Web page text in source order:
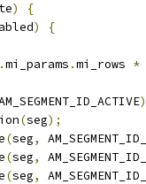
)
{
)
{
.mi_params .mi_rows *
)
(seg);
(seg,
(seg,
(seg,